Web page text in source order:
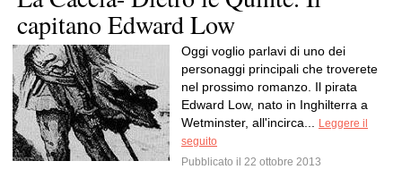
capitano Edward Low
Oggi voglio parlavi di uno dei
personaggi principali che troverete
nel prossimo romanzo. Il pirata
Edward Low, nato in Inghilterra a
Wetminster, all'incirca...
Leggere il
seguito
Pubblicato il 22 ottobre 2013